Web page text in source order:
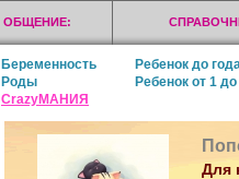
ОБЩЕНИЕ:
Беременность Ребенок до
Роды
Ребенок от 1
CrazyМАНИЯ
Для